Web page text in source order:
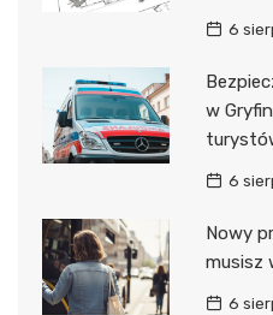
6
w
6
Nowy
musisz
6